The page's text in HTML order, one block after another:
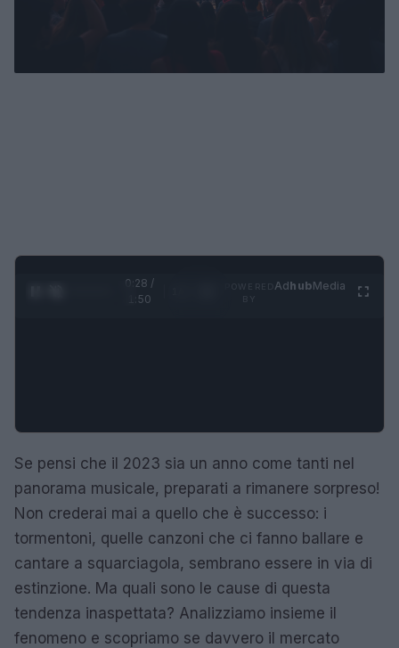
0:28 /
1:50
AdhubMedia
Se pensi che il 2023 sia un anno come tanti nel
panorama musicale, preparati a rimanere sorpreso!
Non crederai mai a quello che è successo: i
tormentoni, quelle canzoni che ci fanno ballare e
cantare a squarciagola, sembrano essere in via di
estinzione. Ma quali sono le cause di questa
tendenza inaspettata? Analizziamo insieme il
fenomeno e scopriamo se davvero il mercato